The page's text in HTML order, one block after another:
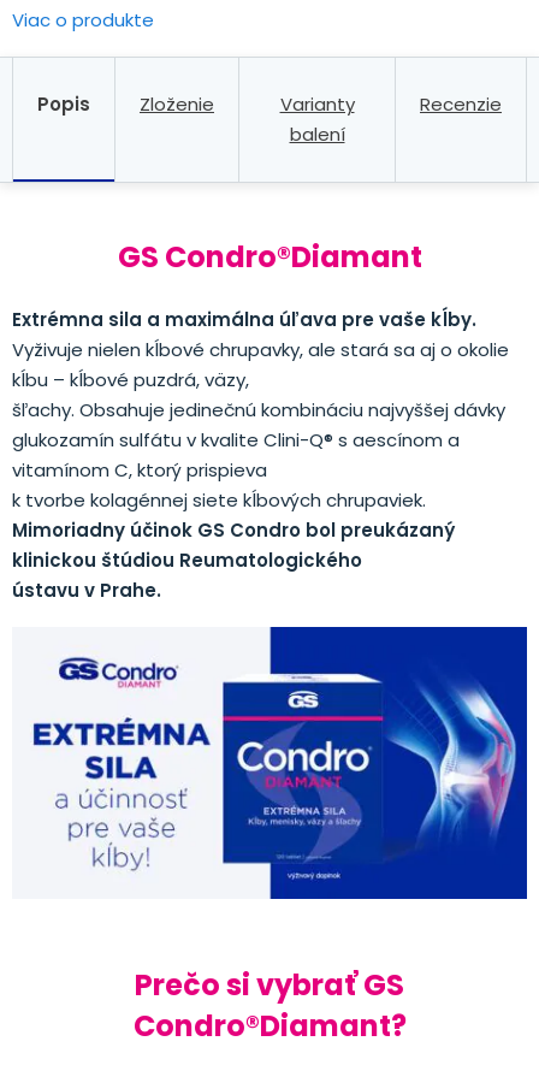
Viac o produkte
Popis Zloženie
Varianty
balení
Recenzie
GS Condro®Diamant
Extrémna sila a maximálna úľava pre vaše kĺby.
Vyživuje nielen kĺbové chrupavky, ale stará sa aj o okolie
kĺbu – kĺbové puzdrá, väzy,
šľachy. Obsahuje jedinečnú kombináciu najvyššej dávky
glukozamín sulfátu v kvalite Clini-Q® s aescínom a
vitamínom C, ktorý prispieva
k tvorbe kolagénnej siete kĺbových chrupaviek.
Mimoriadny účinok GS Condro bol preukázaný
klinickou štúdiou Reumatologického
ústavu v Prahe.
Prečo si vybrať GS
Condro®Diamant?